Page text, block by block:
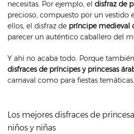
necesitas. Por ejemplo, el disfraz de
precioso, compuesto por un vestido
ellos, el disfraz de príncipe medieval
parecer un auténtico caballero del
Y ahí no acaba todo. Porque
disfraces de príncipes y princesas
carnaval como para fiestas temáticas.
Los mejores disfraces de
niños y niñas